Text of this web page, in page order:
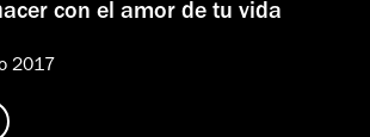
con el amor de tu vida
2017